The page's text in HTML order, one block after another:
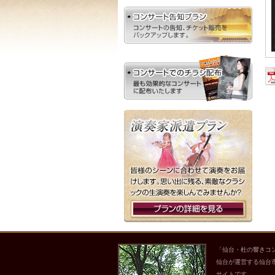
「仙台・杜の響き
仙台が運営する仙台